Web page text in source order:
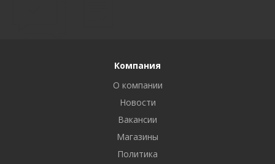
Компания
О компании
Новости
Вакансии
Магазины
Политика